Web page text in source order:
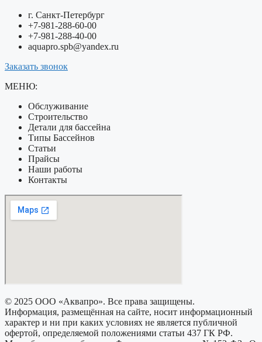
г. Санкт-Петербург
+7-981-288-60-00
+7-981-288-40-00
aquapro.spb@yandex.ru
Заказать звонок
МЕНЮ:
Обслуживание
Строительство
Детали для бассейна
Типы Бассейнов
Статьи
Прайсы
Наши работы
Контакты
© 2025 ООО «Аквапро». Все права защищены.
Информация, размещённая на сайте, носит информационный
характер и ни при каких условиях не является публичной
офертой, определяемой положениями статьи 437 ГК РФ.